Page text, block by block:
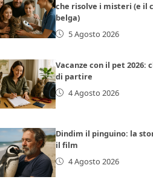
che risolve i misteri (e il
belga)
5 Agosto 2026
Vacanze con il pet 2026:
di partire
4 Agosto 2026
Dindim il pinguino: la
il film
4 Agosto 2026